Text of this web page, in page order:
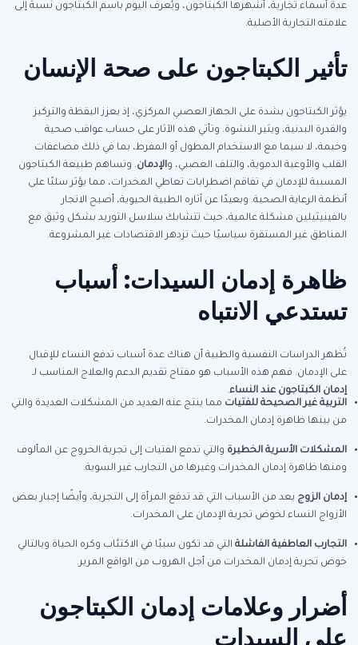
عدة أسماء تجارية، أشهرها الكبتاجون، ويُعرف اليوم باسم الكبتاجون نسبةً إلى
علامته التجارية الأصلية.
تأثير الكبتاجون على صحة الإنسان
يؤثر الكبتاجون بشدة على الجهاز العصبي المركزي، إذ يعزز اليقظة والتركيز
والقدرة البدنية، ويثير النشوة. وتأتي هذه الآثار على حساب عواقب صحية
وخيمة، لا سيما مع الاستخدام المطول أو المفرط، بما في ذلك مضاعفات
القلب والأوعية الدموية، والتلف العصبي، والإدمان. وتساهم طبيعة الكبتاجون
المسببة للإدمان في تفاقم اضطرابات تعاطي المخدرات، مما يؤثر سلبًا على
أنظمة الرعاية الصحية. وبعيدًا عن آثاره الطبية الحيوية، أصبح الاتجار
بالفينيثيلين مشكلة عالمية، حيث تتشابك سلاسل التوريد بشكل وثيق مع
المناطق غير المستقرة سياسيًا حيث تزدهر الاقتصادات غير المشروعة.
ظاهرة إدمان السيدات: أسباب
تستدعي الانتباه
تُظهر الدراسات النفسية والطبية أن هناك عدة أسباب تدفع النساء للإقبال
على الإدمان. فهم هذه الأسباب هو مفتاح تقديم الدعم والعلاج المناسب لـ
إدمان الكبتاجون عند النساء.
التربية غير الصحيحة للفتيات مما ينتج عنه العديد من المشكلات العديدة والتي
من بينها ظاهرة إدمان المخدرات.
المشكلات الأسرية الخطيرة والتي تدفع الفتيات إلى تجربة الخروج عن المألوف
ومنها ظاهرة إدمان المخدرات وغيرها من التجارب غير السوية.
إدمان الزوج يعد من الأسباب التي قد تدفع المرأة إلى التجربة، وأيضًا إجبار بعض
الأزواج النساء لخوض تجربة الإدمان على المخدرات.
التجارب العاطفية الفاشلةالتي قد تكون سببًا في الاكتئاب وكره الحياة وبالتالي
خوض تجربة إدمان المخدرات من أجل الهروب من الواقع المرير.
أضرار وعلامات إدمان الكبتاجون
على السيدات